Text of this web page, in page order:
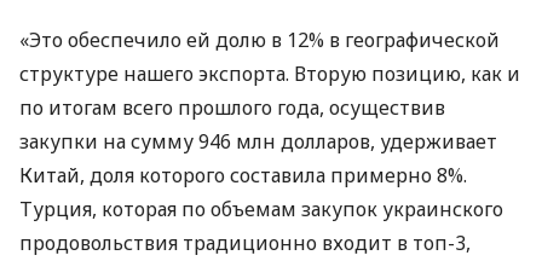
«Это обеспечило ей долю в 12% в географической
структуре нашего экспорта. Вторую позицию, как и
по итогам всего прошлого года, осуществив
закупки на сумму 946 млн долларов, удерживает
Китай, доля которого составила примерно 8%.
Турция, которая по объемам закупок украинского
продовольствия традиционно входит в топ-3,